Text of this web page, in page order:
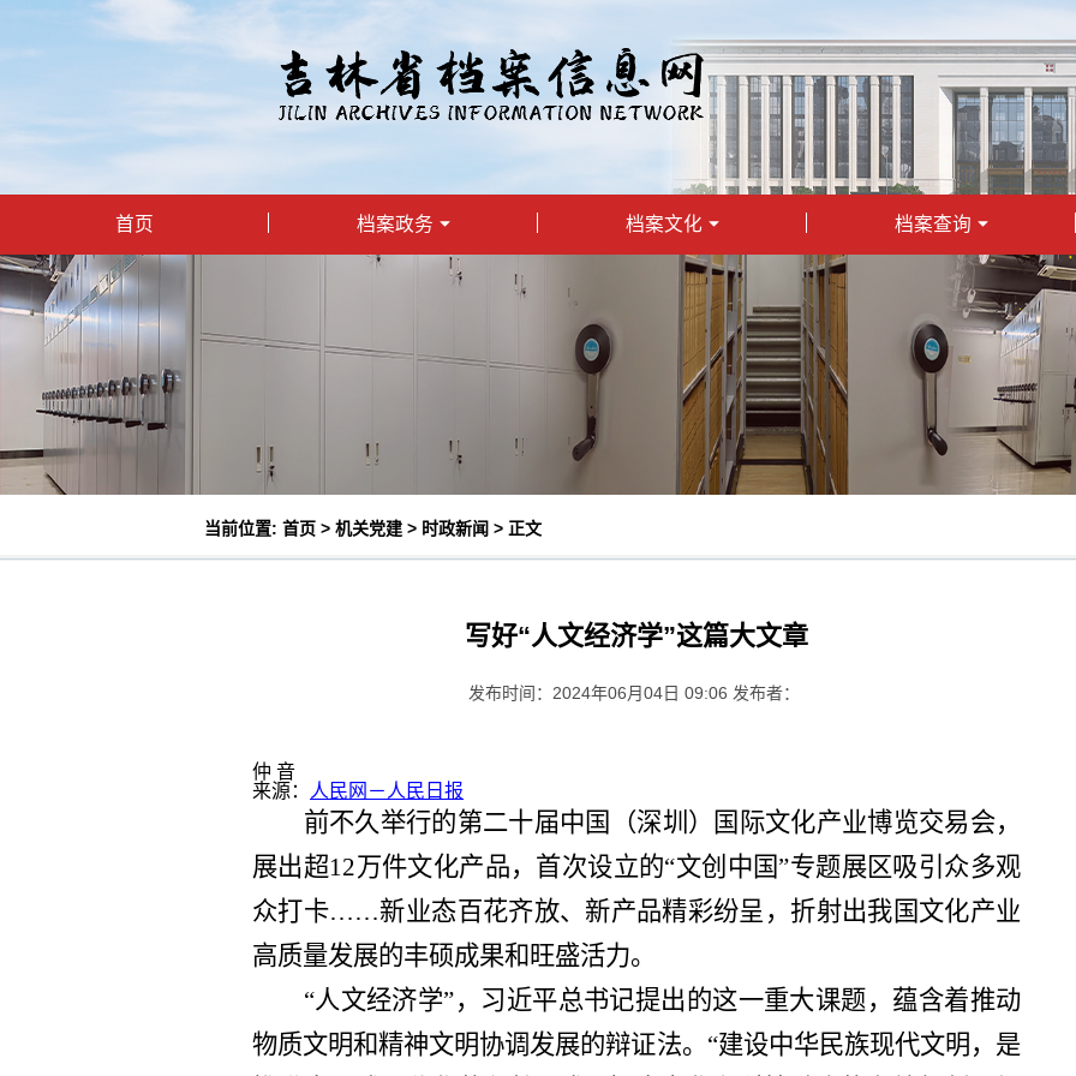
首页 档案政务 档案文化 档案查询
当前位置: 首页 > 机关党建 > 时政新闻 > 正文
写好“人文经济学”这篇大文章
发布时间：2024年06月04日 09:06 发布者：
仲 音
来源：
人民网－人民日报
前不久举行的第二十届中国（深圳）国际文化产业博览交易会，
展出超12万件文化产品，首次设立的“文创中国”专题展区吸引众多观
众打卡……新业态百花齐放、新产品精彩纷呈，折射出我国文化产业
高质量发展的丰硕成果和旺盛活力。
“人文经济学”，习近平总书记提出的这一重大课题，蕴含着推动
物质文明和精神文明协调发展的辩证法。“建设中华民族现代文明，是